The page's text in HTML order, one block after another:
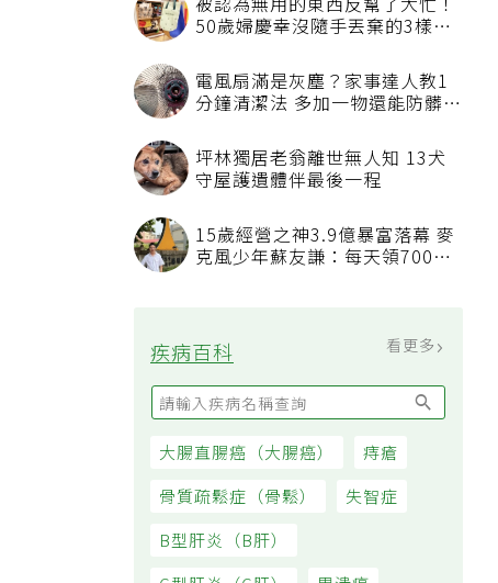
睡眠不足「血管如擰抹布被擠
壓」 專科醫：最被忽略的抗老方
法
吃飯時喝水稀釋胃酸不消化？營
養師揭「反而有好處」某些族群
才要禁
林慶順教授驚傳意外過世